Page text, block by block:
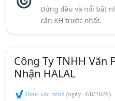
Đứng đầu và nổi bật
cận KH trước nhất.
Công Ty TNHH Văn
Nhận HALAL
Được xác minh (ngày: 4/8/2026)